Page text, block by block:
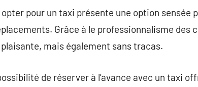
opter pour un taxi présente une option
Grâce à le professionnalisme
mais également sans tracas.
de réserver à l’avance avec un taxi